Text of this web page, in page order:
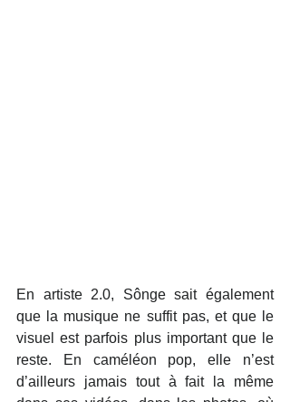
En artiste 2.0, Sônge sait également
que la musique ne suffit pas, et que le
visuel est parfois plus important que le
reste. En caméléon pop, elle n’est
d’ailleurs jamais tout à fait la même